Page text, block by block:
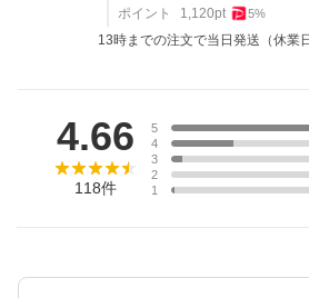
ポイント
1,120pt 5%
13時までの注文で当日発送（休業
4.66
118件
5
4
3
2
1